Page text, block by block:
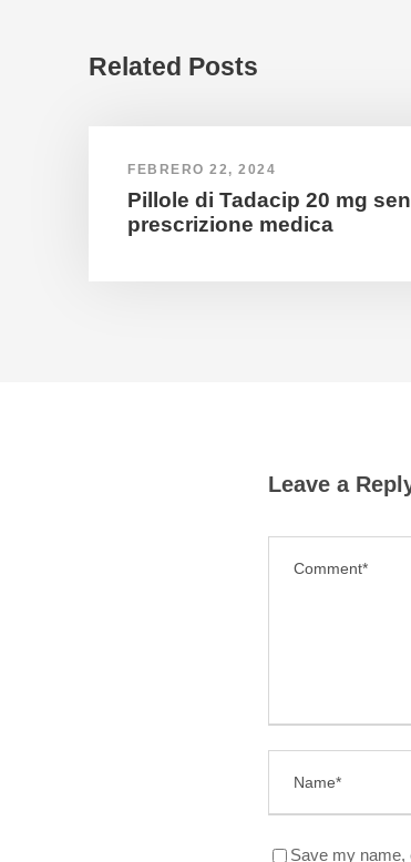
Related Posts
FEBRERO 22, 2024
Pillole di Tadacip 20 mg
prescrizione medica
Leave a
Save my name,